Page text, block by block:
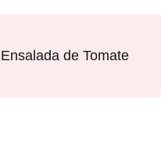
Ensalada de Tomate